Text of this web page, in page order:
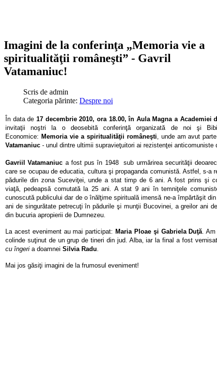
Imagini de la conferinţa „Memoria vie a
spiritualităţii româneşti” - Gavril
Vatamaniuc!
Scris de admin
Categoria părinte: Despre noi
În data de 17 decembrie 2010, ora 18.00, în Aula Magna a Academiei
invitaţii noştri la o deosebită conferinţă organizată de noi şi
Economice: Memoria vie a spiritualităţii româneşti, unde am avut
Vatamaniuc - unul dintre ultimii supravieţuitori ai rezistenţei anticomuniste
Gavriil Vatamaniuc a fost pus în 1948 sub urmărirea securităţii
care se ocupau de educatia, cultura şi propaganda comunistă. Astfel, s-a
pădurile din zona Suceviţei, unde a stat timp de 6 ani. A fost prins şi
viaţă, pedeapsă comutată la 25 ani. A stat 9 ani în temniţele
cunoscută publicului dar de o înălţime spirituală imensă ne-a împărtăşit
ani de singurătate petrecuţi în pădurile şi munţii Bucovinei, a greilor ani
din bucuria apropierii de Dumnezeu.
La acest eveniment au mai participat: Maria Ploae şi Gabriela Duţă.
colinde suţinut de un grup de tineri din jud. Alba, iar la final a fost
cu îngeri a doamnei Silvia Radu.
Mai jos găsiţi imagini de la frumosul eveniment!